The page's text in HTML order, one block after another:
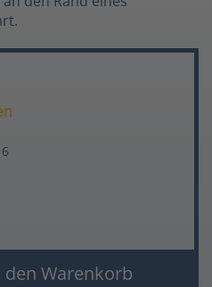
den Warenkorb